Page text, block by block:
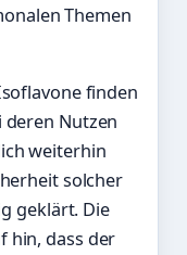
Themen
finden
Nutzen
weiterhin
solcher
geklärt. Die
hin, dass der